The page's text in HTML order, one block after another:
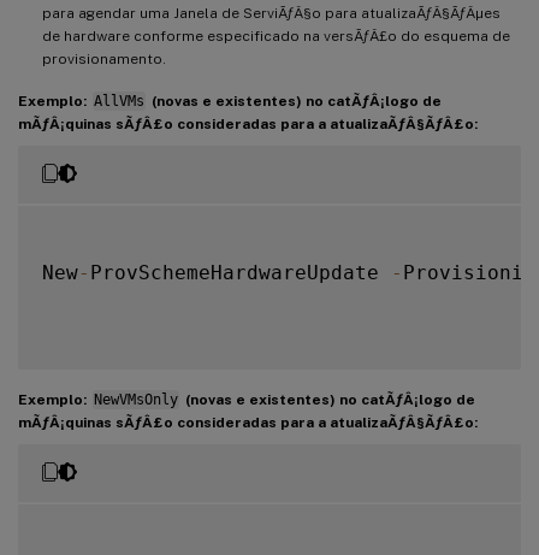
para agendar uma Janela de ServiÃƒÂ§o para atualizaÃƒÂ§ÃƒÂµes
de hardware conforme especificado na versÃƒÂ£o do esquema de
provisionamento.
Exemplo: AllVMs (novas e existentes) no catÃƒÂ¡logo de
mÃƒÂ¡quinas sÃƒÂ£o consideradas para a atualizaÃƒÂ§ÃƒÂ£o:
New- ProvSchemeHardwareUpdate -
Exemplo: NewVMsOnly (novas e existentes) no catÃƒÂ¡logo de
mÃƒÂ¡quinas sÃƒÂ£o consideradas para a atualizaÃƒÂ§ÃƒÂ£o: